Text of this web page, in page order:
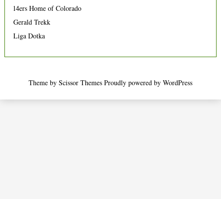
14ers Home of Colorado
Gerald Trekk
Liga Dotka
Theme by Scissor Themes Proudly powered by WordPress